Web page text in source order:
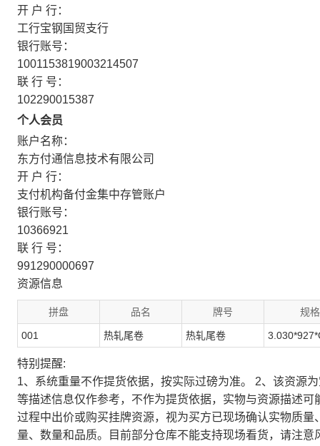
开 户 行：
工行宝钢国贸支行
银行账号：
1001153819003214507
联 行 号：
102290015387
个人会员
账户名称：
东方付通信息技术有限公司
开 户 行：
支付机构备付金集中存管账户
银行账号：
10366921
联 行 号：
991290000697
资源信息
拼盘 品名 牌号 规格
001 热轧尾卷 热轧尾卷
特别提醒:
1、系统重量不作提货依据，按实际过磅为准。 2、该资源
等描述信息仅作参考，不作为提货依据，实物与资源描述
过程中出价或购买挂牌资源，视为买方已现场确认实物质
量、数量和品质。目前部分仓库不能支持现场看货，请注